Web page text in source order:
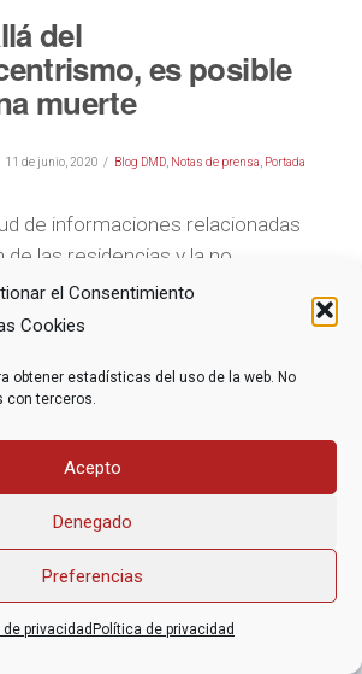
el Consentimiento
Cookies
obtener estadísticas del uso de la web. No
con terceros.
Acepto
Denegado
Preferencias
de privacidad Política de privacidad
del
es posible
muerte
11 de junio, 2020 Blog DMD, Notas de prensa Portada
de informaciones relacionadas
de las residencias y la no
de nuestros mayores durante
19, en Derecho a Morir
Derecho a Morir Dignamente (DMD)
- 91 369 17 46